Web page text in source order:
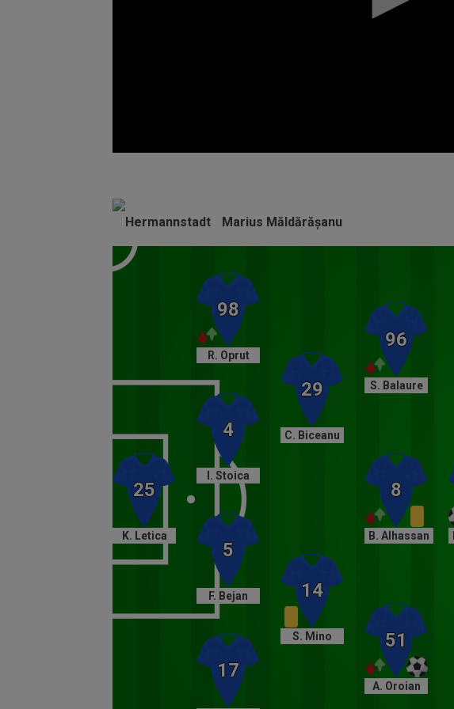
K. Letica
F. Bejan
I. Stoica
R. Oprut
S. Mino
C. Biceanu
A. Oroian
B. Alhassan
S. Balaure
Marius Măldărășanu